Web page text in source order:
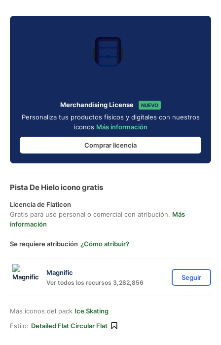
Merchandising License NUEVO
Personaliza tus productos físicos y digitales con nuestros
iconos Más información
Comprar licencia
Pista De Hielo icono gratis
Licencia de Flaticon
Gratis para uso personal o comercial con atribución. Más
información
Se requiere atribución ¿Cómo atribuir?
Magnific
Ver todos los recursos 3,282,856
Seguir
Más iconos del pack Ice Skating
Estilo: Detailed Flat Circular Flat